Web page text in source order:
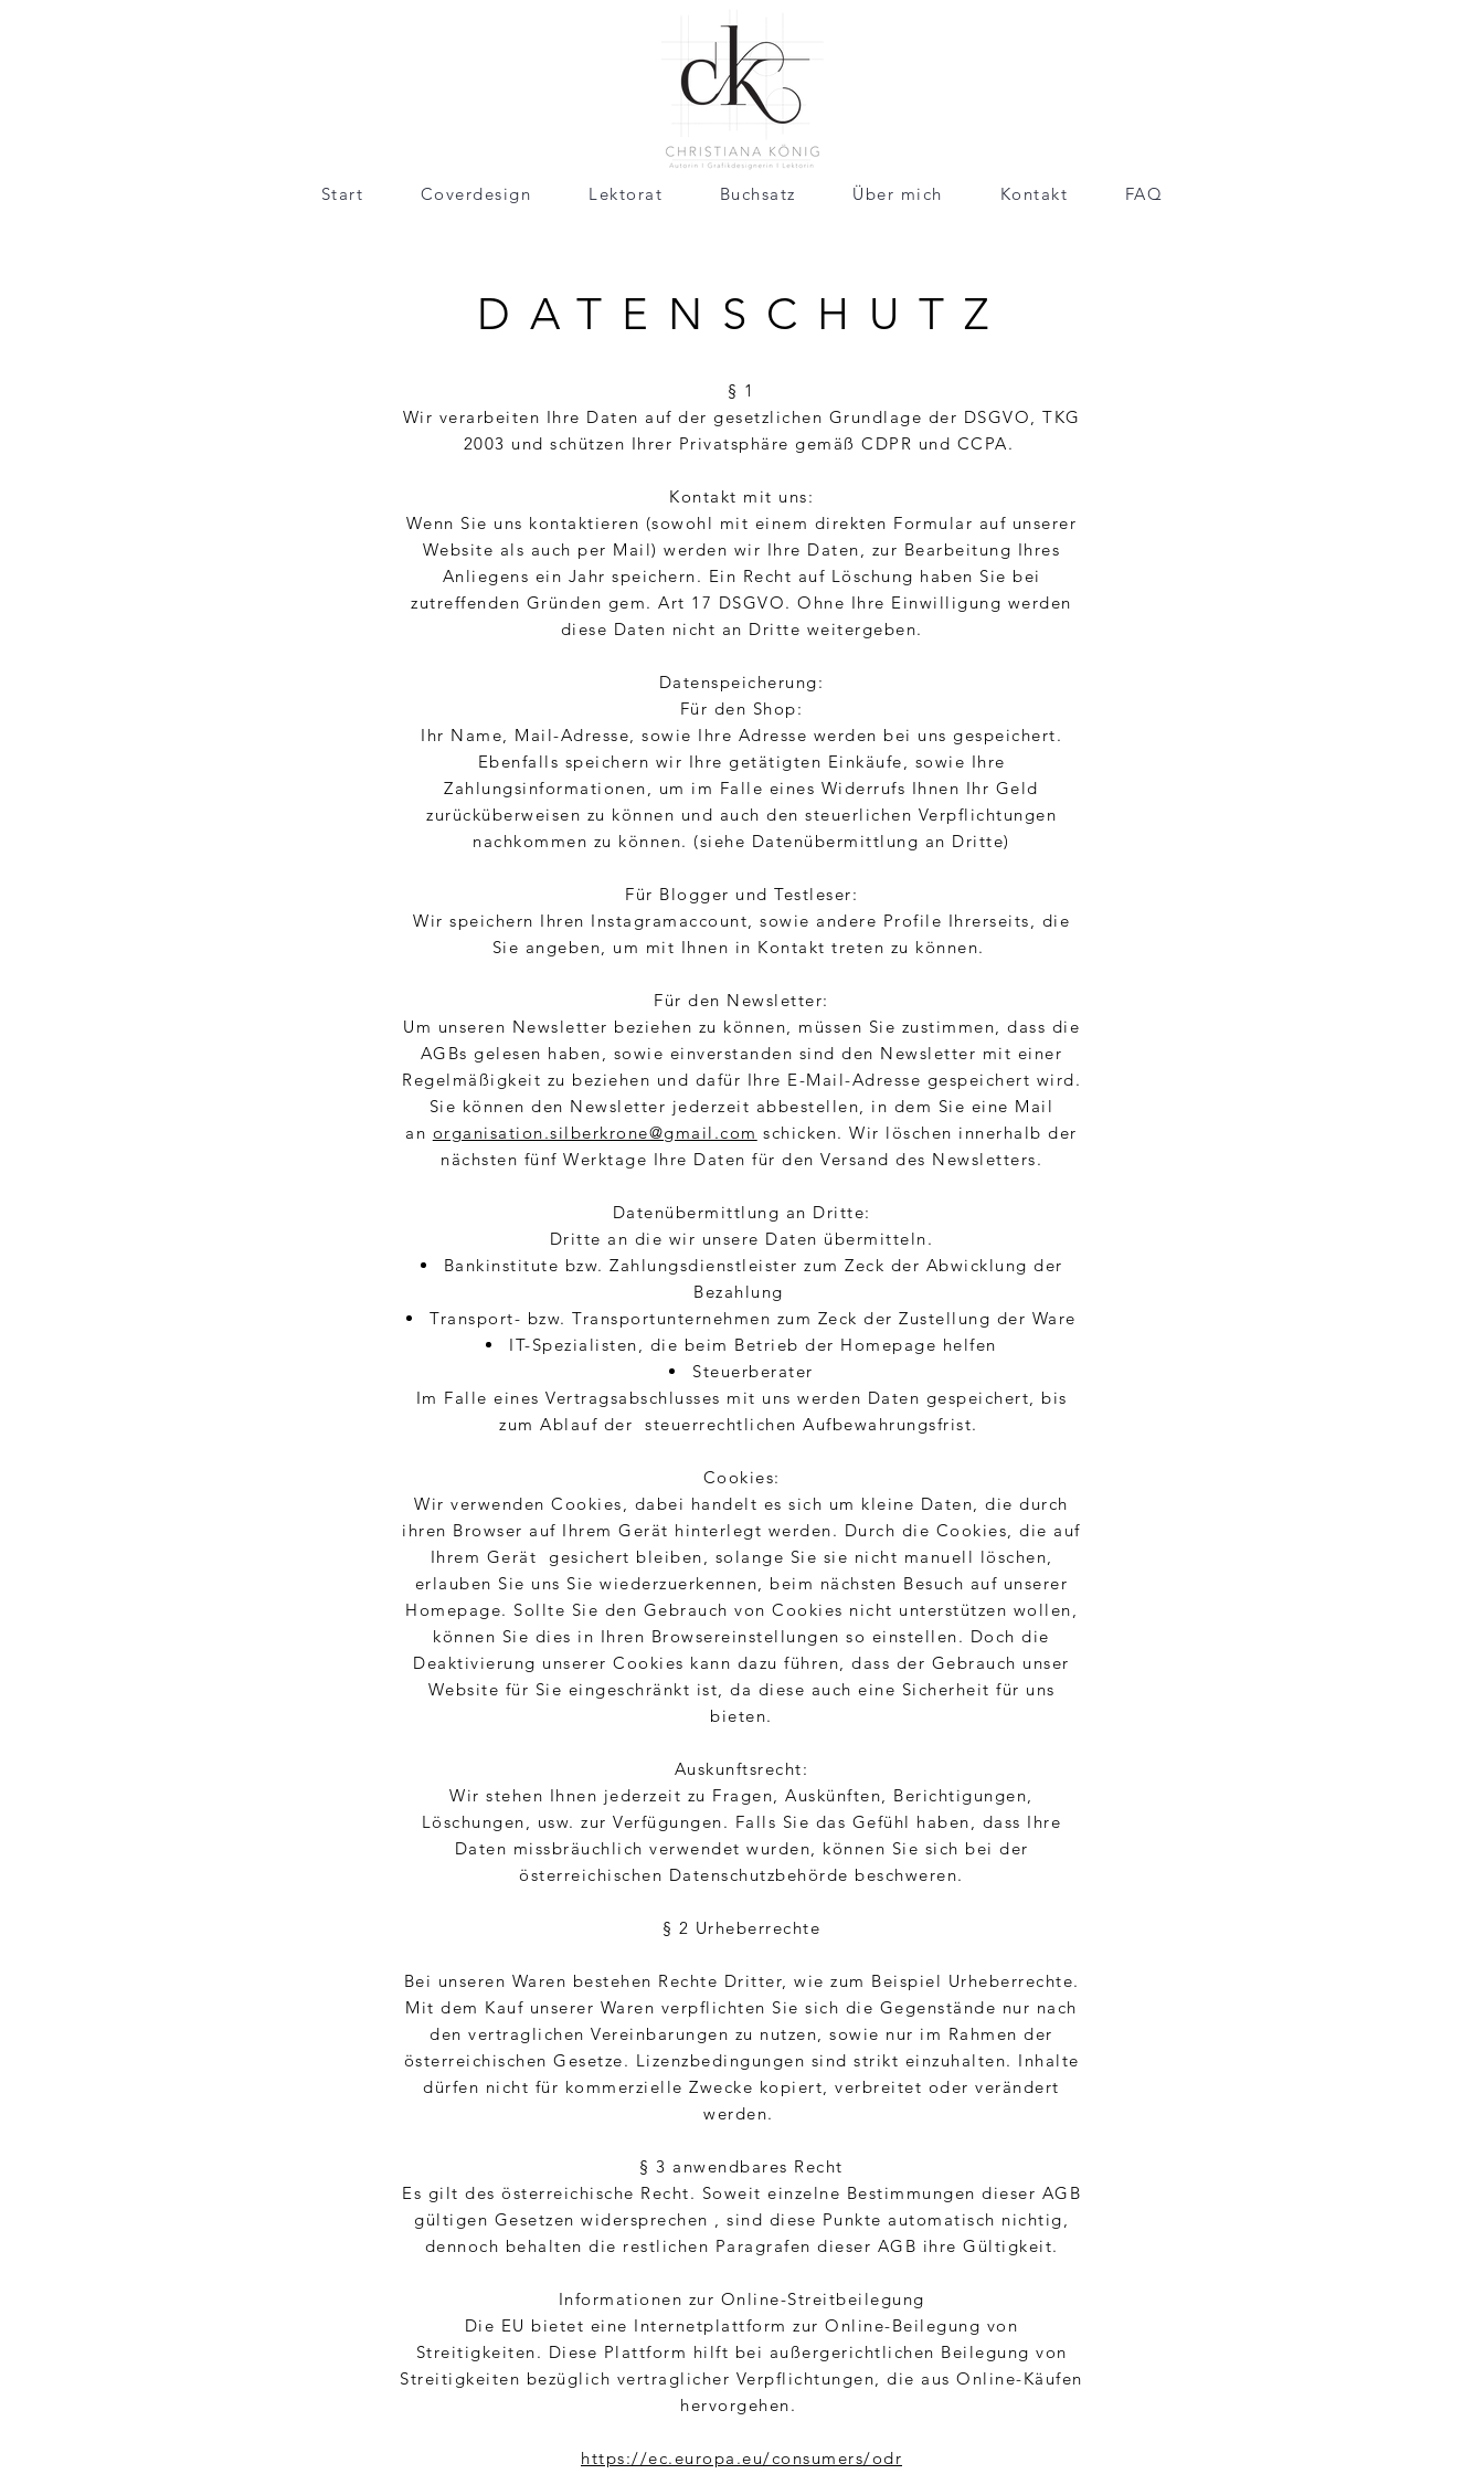
Start Coverdesign Lektorat Buchsatz Über mich Kontakt FAQ
DATENSCHUTZ
§ 1
Wir verarbeiten Ihre Daten auf der gesetzlichen Grundlage der DSGVO, TKG
2003 und schützen Ihrer Privatsphäre gemäß CDPR und CCPA.
Kontakt mit uns:
Wenn Sie uns kontaktieren (sowohl mit einem direkten Formular auf unserer
Website als auch per Mail) werden wir Ihre Daten, zur Bearbeitung Ihres
Anliegens ein Jahr speichern. Ein Recht auf Löschung haben Sie bei
zutreffenden Gründen gem. Art 17 DSGVO. Ohne Ihre Einwilligung werden
diese Daten nicht an Dritte weitergeben.
Datenspeicherung:
Für den Shop:
Ihr Name, Mail-Adresse, sowie Ihre Adresse werden bei uns gespeichert.
Ebenfalls speichern wir Ihre getätigten Einkäufe, sowie Ihre
Zahlungsinformationen, um im Falle eines Widerrufs Ihnen Ihr Geld
zurücküberweisen zu können und auch den steuerlichen Verpflichtungen
nachkommen zu können. (siehe Datenübermittlung an Dritte)
Für Blogger und Testleser:
Wir speichern Ihren Instagramaccount, sowie andere Profile Ihrerseits, die
Sie angeben, um mit Ihnen in Kontakt treten zu können.
Für den Newsletter:
Um unseren Newsletter beziehen zu können, müssen Sie zustimmen, dass die
AGBs gelesen haben, sowie einverstanden sind den Newsletter mit einer
Regelmäßigkeit zu beziehen und dafür Ihre E-Mail-Adresse gespeichert wird.
Sie können den Newsletter jederzeit abbestellen, in dem Sie eine Mail
an organisation.silberkrone@gmail.com schicken. Wir löschen innerhalb der
nächsten fünf Werktage Ihre Daten für den Versand des Newsletters.
Datenübermittlung an Dritte:
Dritte an die wir unsere Daten übermitteln.
Bankinstitute bzw. Zahlungsdienstleister zum Zeck der Abwicklung der
Bezahlung
Transport- bzw. Transportunternehmen zum Zeck der Zustellung der Ware
IT-Spezialisten, die beim Betrieb der Homepage helfen
Steuerberater
Im Falle eines Vertragsabschlusses mit uns werden Daten gespeichert, bis
zum Ablauf der steuerrechtlichen Aufbewahrungsfrist.
Cookies:
Wir verwenden Cookies, dabei handelt es sich um kleine Daten, die durch
ihren Browser auf Ihrem Gerät hinterlegt werden. Durch die Cookies, die auf
Ihrem Gerät gesichert bleiben, solange Sie sie nicht manuell löschen,
erlauben Sie uns Sie wiederzuerkennen, beim nächsten Besuch auf unserer
Homepage. Sollte Sie den Gebrauch von Cookies nicht unterstützen wollen,
können Sie dies in Ihren Browsereinstellungen so einstellen. Doch die
Deaktivierung unserer Cookies kann dazu führen, dass der Gebrauch unser
Website für Sie eingeschränkt ist, da diese auch eine Sicherheit für uns
bieten.
Auskunftsrecht:
Wir stehen Ihnen jederzeit zu Fragen, Auskünften, Berichtigungen,
Löschungen, usw. zur Verfügungen. Falls Sie das Gefühl haben, dass Ihre
Daten missbräuchlich verwendet wurden, können Sie sich bei der
österreichischen Datenschutzbehörde beschweren.
§ 2 Urheberrechte
Bei unseren Waren bestehen Rechte Dritter, wie zum Beispiel Urheberrechte.
Mit dem Kauf unserer Waren verpflichten Sie sich die Gegenstände nur nach
den vertraglichen Vereinbarungen zu nutzen, sowie nur im Rahmen der
österreichischen Gesetze. Lizenzbedingungen sind strikt einzuhalten. Inhalte
dürfen nicht für kommerzielle Zwecke kopiert, verbreitet oder verändert
werden.
§ 3 anwendbares Recht
Es gilt des österreichische Recht. Soweit einzelne Bestimmungen dieser AGB
gültigen Gesetzen widersprechen , sind diese Punkte automatisch nichtig,
dennoch behalten die restlichen Paragrafen dieser AGB ihre Gültigkeit.
Informationen zur Online-Streitbeilegung
Die EU bietet eine Internetplattform zur Online-Beilegung von
Streitigkeiten. Diese Plattform hilft bei außergerichtlichen Beilegung von
Streitigkeiten bezüglich vertraglicher Verpflichtungen, die aus Online-Käufen
hervorgehen.
https://ec.europa.eu/consumers/odr